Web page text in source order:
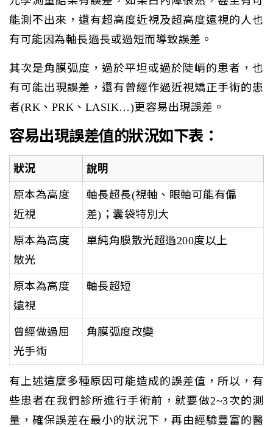
能測不出來，還有超高度近視及超高度遠視的人也
有可能因為軸長過長或過短而導致誤差。
其次是角膜弧度，過於平坦或過於陡峭的患者，也
有可能出現誤差，還有曾經作過近視矯正手術的患
者(RK、PRK、LASIK…)更容易出現誤差。
容易出現誤差值的狀況如下表：
狀況 說明
原本為高度
近視
軸長超長(視軸、眼軸可能有偏
差)；囊袋特別大
原本為高度
散光
單純角膜散光超過200度以上
原本為高度
遠視
軸長超短
曾經做過屈
光手術
角膜弧度改變
有上述這麼多種原因可能造成的誤差值，所以，有
些患者在我們診所進行手術前，就要做2~3次的測
量，確保誤差在最小的狀況下，再由經驗豐富的醫